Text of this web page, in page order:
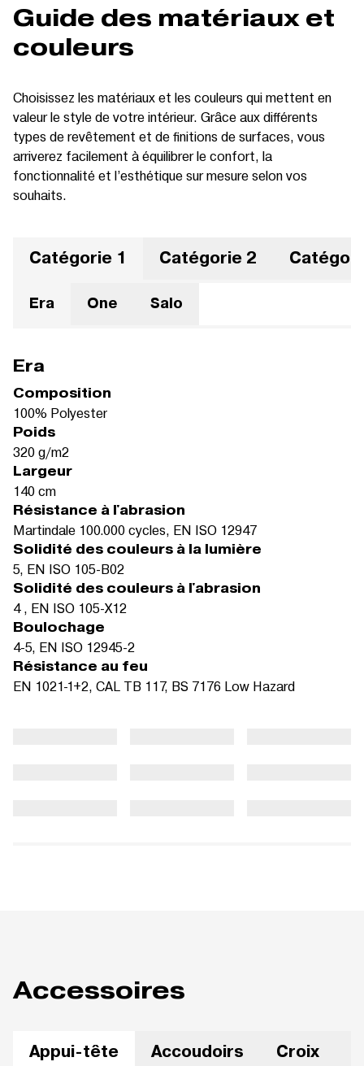
Guide des matériaux et
couleurs
Choisissez les matériaux et les couleurs qui mettent en
valeur le style de votre intérieur. Grâce aux différents
types de revêtement et de finitions de surfaces, vous
arriverez facilement à équilibrer le confort, la
fonctionnalité et l’esthétique sur mesure selon vos
souhaits.
Catégorie 1 Catégorie 2
Era One Salo
Era
Composition
100% Polyester
Poids
320 g/m2
Largeur
140 cm
Résistance à l'abrasion
Martindale 100.000 cycles, EN ISO 12947
Solidité des couleurs à la lumière
5, EN ISO 105-B02
Solidité des couleurs à l'abrasion
4 , EN ISO 105-X12
Boulochage
4-5, EN ISO 12945-2
Résistance au feu
EN 1021-1+2, CAL TB 117, BS 7176 Low Hazard
Accessoires
Appui-tête Accoudoirs Croix